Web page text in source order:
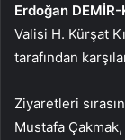
Erdoğan DEMİR-
Valisi H. Kürşat
tarafından
Ziyaretleri
Mustafa Çakmak,